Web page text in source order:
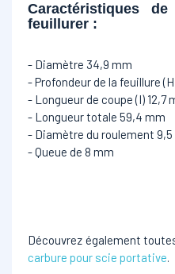
Caractéristiques
feuillurer :
- Diamètre 34,9 mm
- Profondeur de la feuillure
- Longueur de coupe (I) 12,7
- Longueur totale 59,4 mm
- Diamètre du roulement 9,5
- Queue de 8 mm
Découvrez également
carbure pour scie portative.